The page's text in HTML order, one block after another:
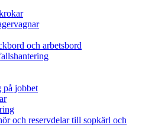
och arbetsbord
på jobbet
och reservdelar till sopkärl och